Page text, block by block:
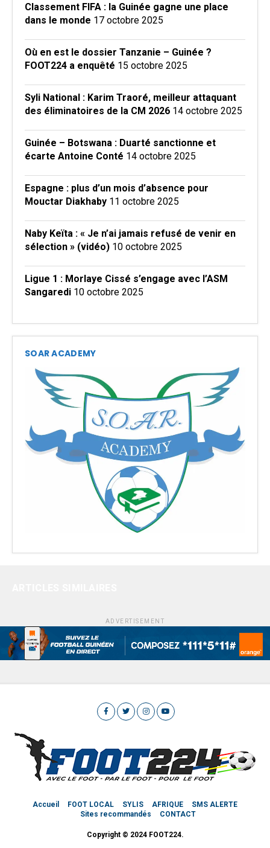
Classement FIFA : la Guinée gagne une place
dans le monde 17 octobre 2025
Où en est le dossier Tanzanie – Guinée ?
FOOT224 a enquêté 15 octobre 2025
Syli National : Karim Traoré, meilleur attaquant
des éliminatoires de la CM 2026 14 octobre 2025
Guinée – Botswana : Duarté sanctionne et
écarte Antoine Conté 14 octobre 2025
Espagne : plus d’un mois d’absence pour
Mouctar Diakhaby 11 octobre 2025
Naby Keïta : « Je n’ai jamais refusé de venir en
sélection » (vidéo) 10 octobre 2025
Ligue 1 : Morlaye Cissé s’engage avec l’ASM
Sangaredi 10 octobre 2025
SOAR ACADEMY
ADVERTISEMENT
Accueil FOOT LOCAL SYLIS AFRIQUE
SMS ALERTE
Sites recommandés
CONTACT
Copyright © 2024 FOOT224.